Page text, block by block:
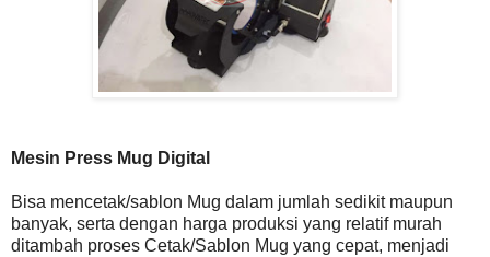
Mesin Press Mug Digital
Bisa mencetak/sablon Mug dalam jumlah sedikit maupun
banyak, serta dengan harga produksi yang relatif murah
ditambah proses Cetak/Sablon Mug yang cepat, menjadi